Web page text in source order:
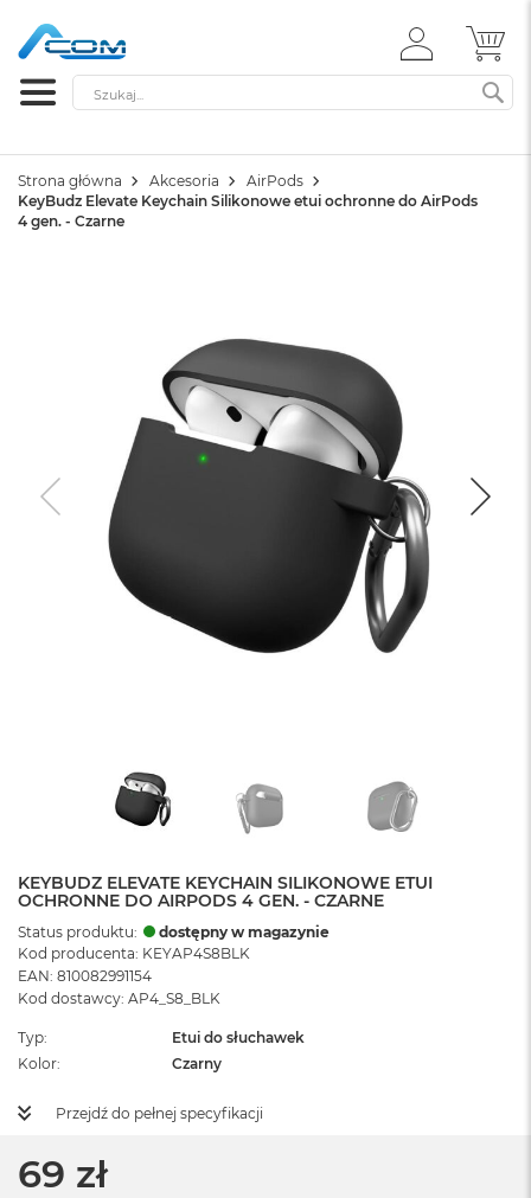
ZALOGUJ
SIĘ
Szukaj
Strona główna Akcesoria
AirPods
KeyBudz Elevate Keychain Silikonowe etui ochronne do AirPods
4 gen. - Czarne
KEYBUDZ ELEVATE KEYCHAIN SILIKONOWE ETUI
OCHRONNE DO AIRPODS 4 GEN. - CZARNE
Status produktu:
dostępny w magazynie
Kod producenta: KEYAP4S8BLK
EAN: 810082991154
Kod dostawcy: AP4_S8_BLK
Typ
Etui do słuchawek
Kolor
Czarny
Przejdź do pełnej specyfikacji
69 zł